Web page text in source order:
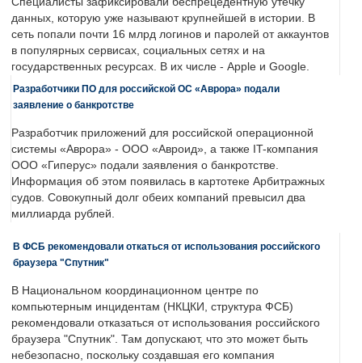
данных, которую уже называют крупнейшей в истории. В
сеть попали почти 16 млрд логинов и паролей от аккаунтов
в популярных сервисах, социальных сетях и на
государственных ресурсах. В их числе - Apple и Google.
Разработчики ПО для российской ОС «Аврора» подали
заявление о банкротстве
Разработчик приложений для российской операционной
системы «Аврора» - ООО «Авроид», а также IT-компания
ООО «Гиперус» подали заявления о банкротстве.
Информация об этом появилась в картотеке Арбитражных
судов. Совокупный долг обеих компаний превысил два
миллиарда рублей.
В ФСБ рекомендовали откаться от использования российского
браузера "Спутник"
В Национальном координационном центре по
компьютерным инцидентам (НКЦКИ, структура ФСБ)
рекомендовали отказаться от использования российского
браузера "Спутник". Там допускают, что это может быть
небезопасно, поскольку создавшая его компания